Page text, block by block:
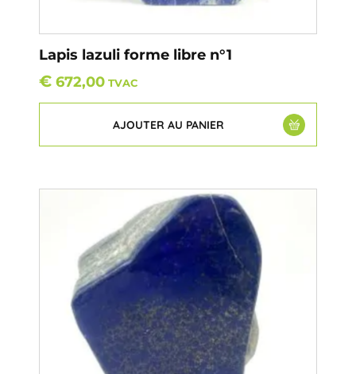
Lapis lazuli forme libre n°1
€672,00TVAC
AJOUTER AU PANIER